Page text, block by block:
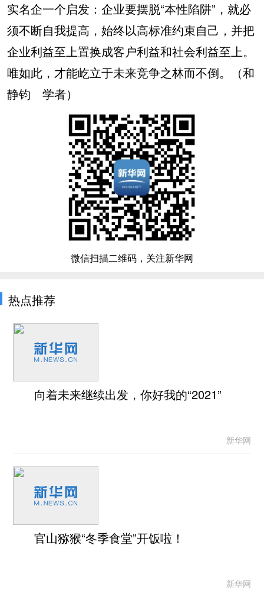
实名企一个启发：企业要摆脱“本性陷阱”，就必
须不断自我提高，始终以高标准约束自己，并把
企业利益至上置换成客户利益和社会利益至上。
唯如此，才能屹立于未来竞争之林而不倒。（和
静钧 学者）
微信扫描二维码，关注新华网
热点推荐
向着未来继续出发，你好我的“2021”
新华网
官山猕猴“冬季食堂”开饭啦！
新华网